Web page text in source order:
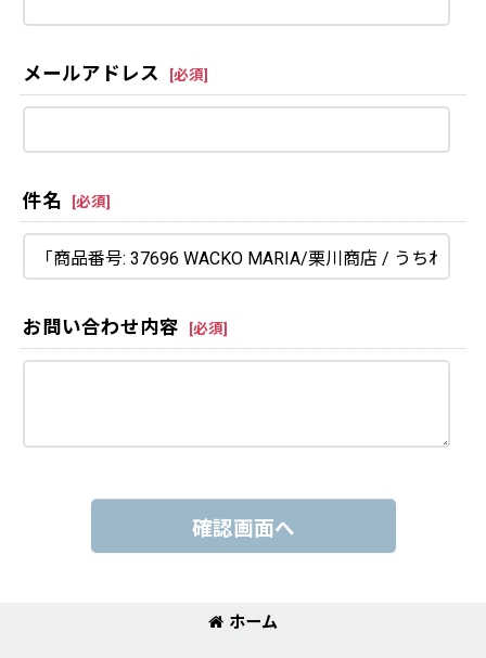
メールアドレス [必須]
件名 [必須]
お問い合わせ内容 [必須]
確認画面へ
ホーム